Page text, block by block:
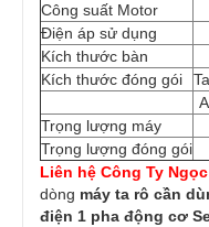
Công suất Motor
Điện áp sử dụng
Kích thước bàn
Kích thước đóng gói
Trọng lượng máy
Trọng lượng đóng gói
Liên hệ Công Ty
dòng máy ta rô cần
điện 1 pha động cơ